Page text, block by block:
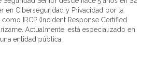
en Ciberseguridad y Privacidad por la
IRCP (Incident Response Certified
Actualmente, está especializado en
entidad pública.